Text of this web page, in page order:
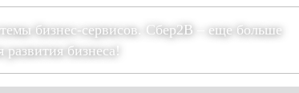
бизнес-сервисов. Сбер2В – еще больше
бизнеса!